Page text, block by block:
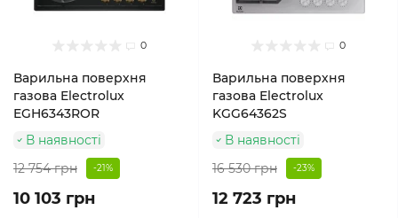
0
Варильна поверхня
газова Electrolux
EGH6343ROR
В наявності
12 754 грн
-21%
10 103 грн
0
Варильна поверхня
газова Electrolux
KGG64362S
В наявності
16 530 грн
-23%
12 723 грн